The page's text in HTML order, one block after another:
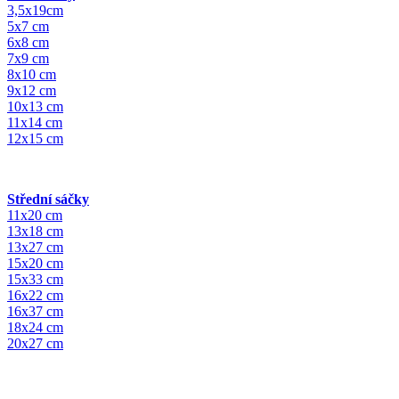
3,5x19cm
5x7 cm
6x8 cm
7x9 cm
8x10 cm
9x12 cm
10x13 cm
11x14 cm
12x15 cm
Střední sáčky
11x20 cm
13x18 cm
13x27 cm
15x20 cm
15x33 cm
16x22 cm
16x37 cm
18x24 cm
20x27 cm